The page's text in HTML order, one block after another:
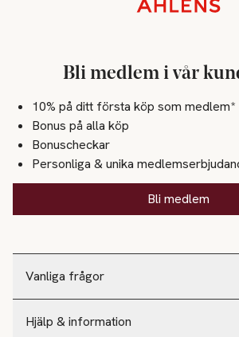
Vanliga frågor
Hjälp & information
Bli medlem i vår
10% på ditt första köp som medlem*
Bonus på alla köp
Bonuscheckar
Personliga & unika
Bli medlem